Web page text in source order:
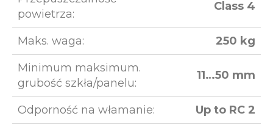
powietrza:
Class 4
Maks. waga:
250 kg
Minimum maksimum.
grubość szkła/panelu:
11…50 mm
Odporność na włamanie:
Up to RC 2